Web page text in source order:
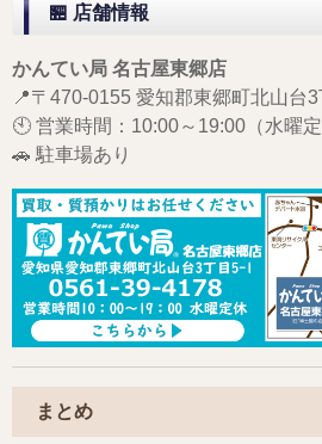
🏪 店舗情報
かんてい局 名古屋東郷店
📍〒470-0155 愛知郡東郷町北山台
🕙 営業時間：10:00～19:00（水曜定
🚗 駐車場あり
まとめ